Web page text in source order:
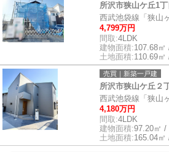
所沢市狭山ケ丘1
西武池袋線「狭山
4,799万円
間取:4LDK
建物面積:107.68㎡
土地面積:110.69㎡
売買｜新築一戸建
所沢市狭山ケ丘
西武池袋線「狭山
4,180万円
間取:4LDK
建物面積:97.20㎡ /
土地面積:165.04㎡